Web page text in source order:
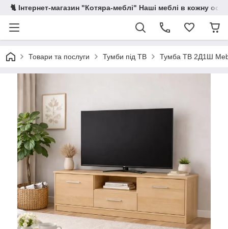
🐈 Інтернет-магазин "Котяра-меблі" Наші меблі в кожну
Товари та послуги Тумби під ТВ Тумба ТВ 2Д1Ш